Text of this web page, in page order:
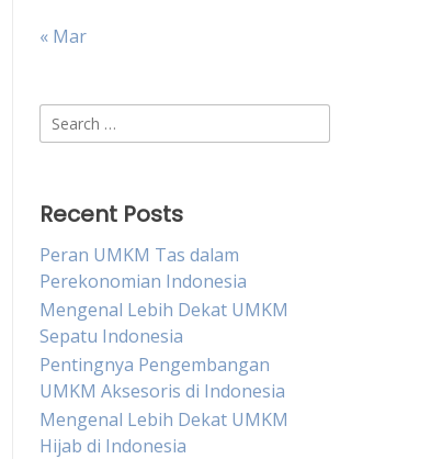
« Mar
Search
for:
Recent Posts
Peran UMKM Tas dalam
Perekonomian Indonesia
Mengenal Lebih Dekat UMKM
Sepatu Indonesia
Pentingnya Pengembangan
UMKM Aksesoris di Indonesia
Mengenal Lebih Dekat UMKM
Hijab di Indonesia